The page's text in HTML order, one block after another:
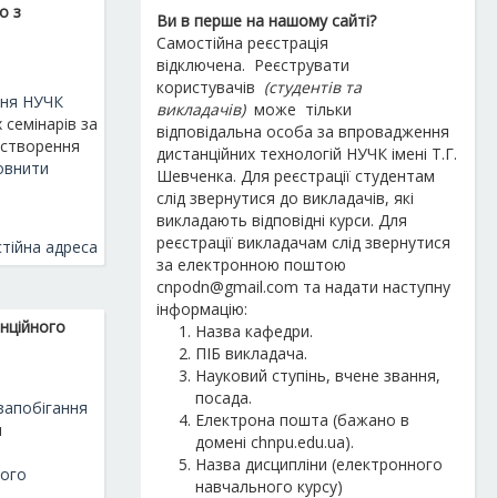
з
НУЧК
за
адреса
Ви в перше на нашому сайті?
Самостійна реєстрація
відключена. Реєструвати
користувачів (студентів та
викладачів) може тільки
відповідальна особа за впровадження
дистанційних технологій НУЧК імені Т.Г.
Шевченка. Для реєстрації студентам
слід звернутися до викладачів, які
викладають відповідні курси.Для
реєстраціївикладачамслід звернутися
за електронною поштою
cnpodn@gmail.com та надати наступну
інформацію:
Назва кафедри.
ПІБ викладача.
Науковий ступінь, вчене звання,
посада.
Електрона пошта(бажано в
домені chnpu.edu.ua).
Назва дисципліни (електронного
навчального курсу)